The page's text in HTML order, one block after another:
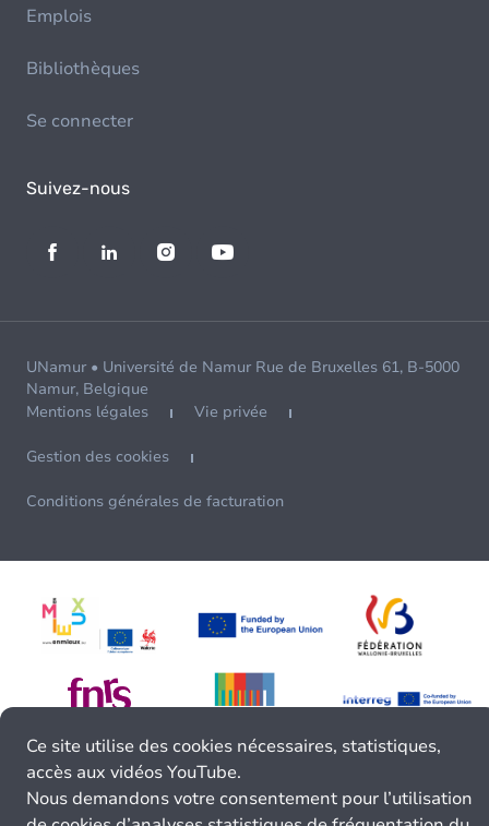
Emplois
Bibliothèques
Se connecter
Suivez-nous
UNamur • Université de Namur Rue de Bruxelles 61, B-5000
Namur, Belgique
Mentions légales
Vie privée
Gestion des cookies
Conditions générales de facturation
Ce site utilise des cookies nécessaires, statistiques,
accès aux vidéos YouTube.
Nous demandons votre consentement pour l’utilisation